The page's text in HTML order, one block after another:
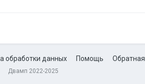
обработки данных Помощь
Двамп 2022-2025